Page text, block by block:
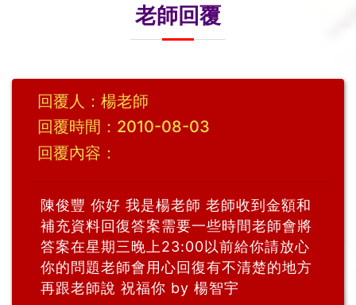
老師回覆
回覆人：楊老師
回覆時間：2010-08-03
回覆內容：
陳俊豐 你好 我是楊老師 老師收到金額和
補充資料回復答案需要一些時間老師會將
答案在星期三晚上23:00以前給你請放心
你的問題老師會用心回復有不清楚的地方
再跟老師說 祝福你 by 楊智宇